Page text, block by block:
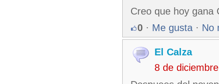
Creo que hoy gana
0 · Me gusta · No
El Calza
8 de